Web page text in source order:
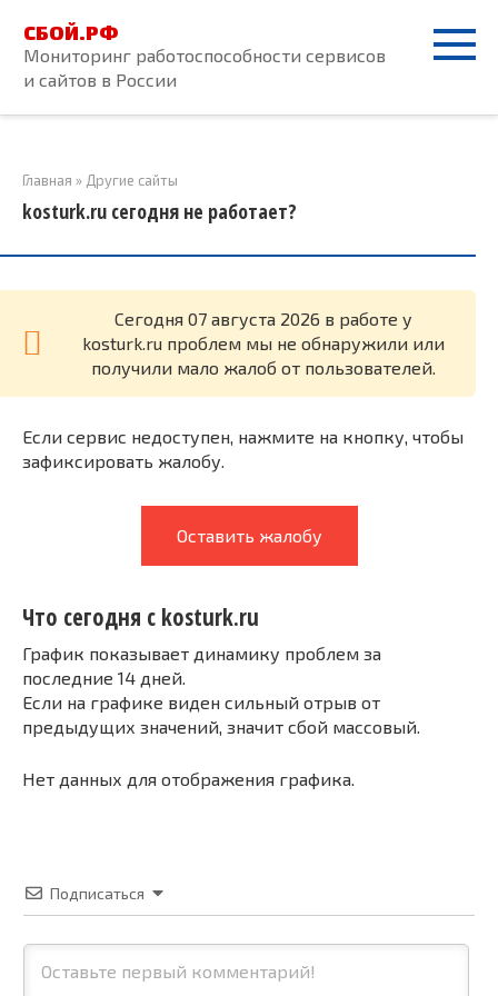
контенту
СБОЙ.РФ
Мониторинг работоспособности сервисов
и сайтов в России
Главная » Другие сайты
kosturk.ru сегодня не работает?
Cегодня 07 августа 2026 в работе у
kosturk.ru проблем мы не обнаружили или
получили мало жалоб от пользователей.
Если сервис недоступен, нажмите на кнопку, чтобы
зафиксировать жалобу.
Оставить жалобу
Что сегодня с kosturk.ru
График показывает динамику проблем за
последние 14 дней.
Если на графике виден сильный отрыв от
предыдущих значений, значит сбой массовый.
Нет данных для отображения графика.
Подписаться